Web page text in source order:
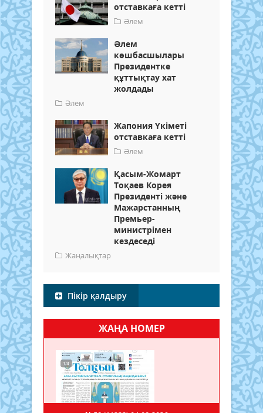
отставкаға кетті
Әлем
Әлем
көшбасшылары
Президентке
құттықтау хат
жолдады
Әлем
Жапония Үкіметі
отставкаға кетті
Әлем
Қасым-Жомарт
Тоқаев Корея
Президенті және
Мажарстанның
Премьер-
министрімен
кездеседі
Жаңалықтар
Пікір қалдыру
ЖАҢА НОМЕР